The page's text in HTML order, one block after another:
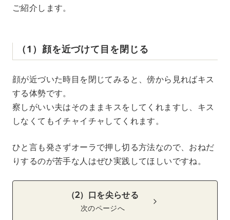
ご紹介します。
（1）顔を近づけて目を閉じる
顔が近づいた時目を閉じてみると、傍から見ればキス
する体勢です。
察しがいい夫はそのままキスをしてくれますし、キス
しなくてもイチャイチャしてくれます。
ひと言も発さずオーラで押し切る方法なので、おねだ
りするのが苦手な人はぜひ実践してほしいですね。
（2）口を尖らせる
次のページへ